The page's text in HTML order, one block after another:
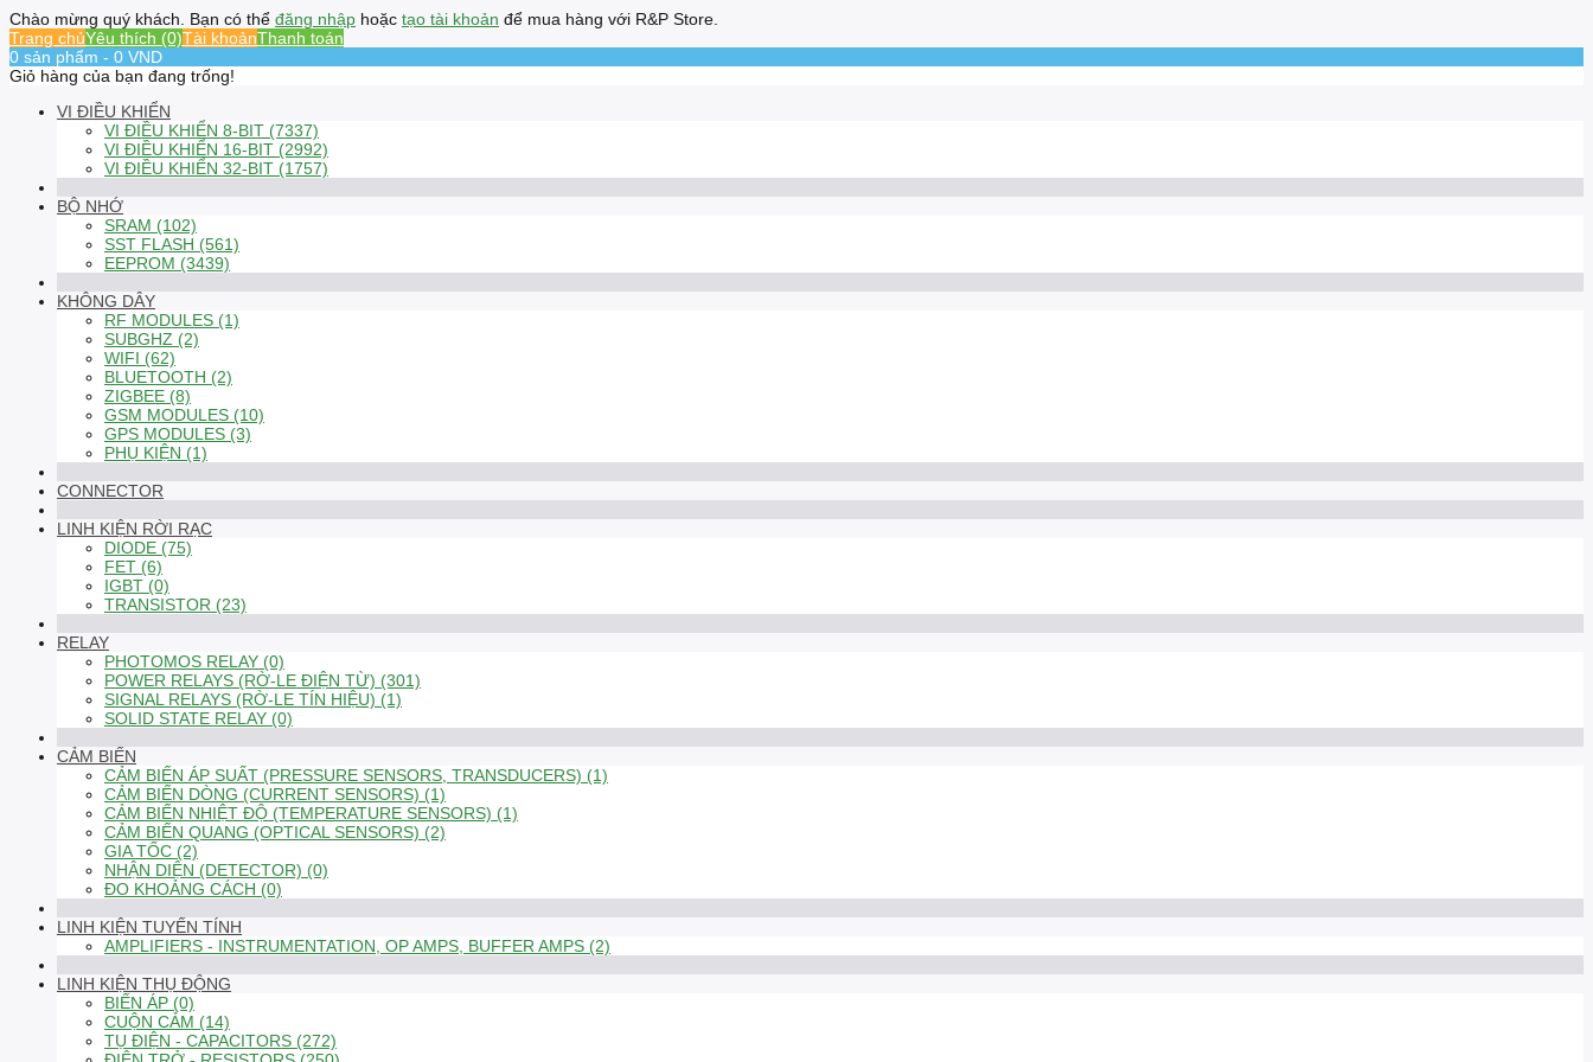
Chào mừng quý khách. Bạn có thể đăng nhập hoặc tạo tài khoản để mua hàng với R&P Store.
Trang chủYêu thích (0)Tài khoảnThanh toán
0 sản phẩm - 0 VND
Giỏ hàng của bạn đang trống!
VI ĐIỀU KHIỂN
VI ĐIỀU KHIỂN 8-BIT (7337)
VI ĐIỀU KHIỂN 16-BIT (2992)
VI ĐIỀU KHIỂN 32-BIT (1757)
BỘ NHỚ
SRAM (102)
SST FLASH (561)
EEPROM (3439)
KHÔNG DÂY
RF MODULES (1)
SUBGHZ (2)
WIFI (62)
BLUETOOTH (2)
ZIGBEE (8)
GSM MODULES (10)
GPS MODULES (3)
PHỤ KIỆN (1)
CONNECTOR
LINH KIỆN RỜI RẠC
DIODE (75)
FET (6)
IGBT (0)
TRANSISTOR (23)
RELAY
PHOTOMOS RELAY (0)
POWER RELAYS (RỜ-LE ĐIỆN TỪ) (301)
SIGNAL RELAYS (RỜ-LE TÍN HIỆU) (1)
SOLID STATE RELAY (0)
CẢM BIẾN
CẢM BIẾN ÁP SUẤT (PRESSURE SENSORS, TRANSDUCERS) (1)
CẢM BIẾN DÒNG (CURRENT SENSORS) (1)
CẢM BIẾN NHIỆT ĐỘ (TEMPERATURE SENSORS) (1)
CẢM BIẾN QUANG (OPTICAL SENSORS) (2)
GIA TỐC (2)
NHẬN DIỆN (DETECTOR) (0)
ĐO KHOẢNG CÁCH (0)
LINH KIỆN TUYẾN TÍNH
AMPLIFIERS - INSTRUMENTATION, OP AMPS, BUFFER AMPS (2)
LINH KIỆN THỤ ĐỘNG
BIẾN ÁP (0)
CUỘN CẢM (14)
TỤ ĐIỆN - CAPACITORS (272)